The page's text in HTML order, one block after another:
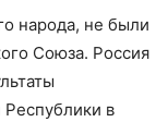
народа, не были
Союза. Россия
в